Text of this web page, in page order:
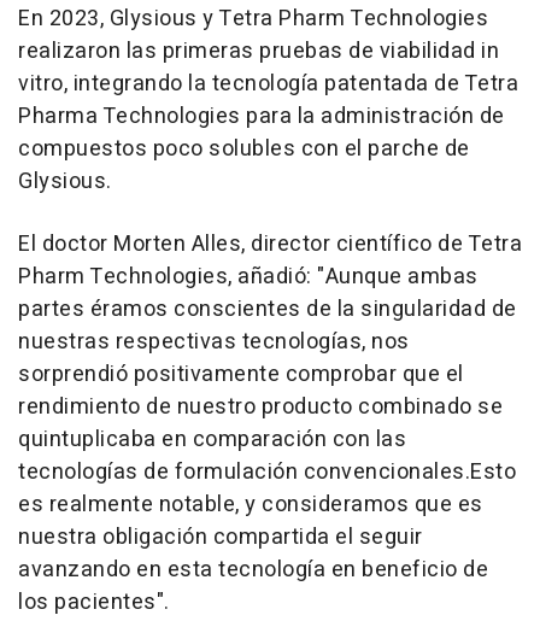
En 2023, Glysious y Tetra Pharm Technologies
realizaron las primeras pruebas de viabilidad in
vitro, integrando la tecnología patentada de Tetra
Pharma Technologies para la administración de
compuestos poco solubles con el parche de
Glysious.
El doctor Morten Alles, director científico de Tetra
Pharm Technologies, añadió: "Aunque ambas
partes éramos conscientes de la singularidad de
nuestras respectivas tecnologías, nos
sorprendió positivamente comprobar que el
rendimiento de nuestro producto combinado se
quintuplicaba en comparación con las
tecnologías de formulación convencionales.Esto
es realmente notable, y consideramos que es
nuestra obligación compartida el seguir
avanzando en esta tecnología en beneficio de
los pacientes".